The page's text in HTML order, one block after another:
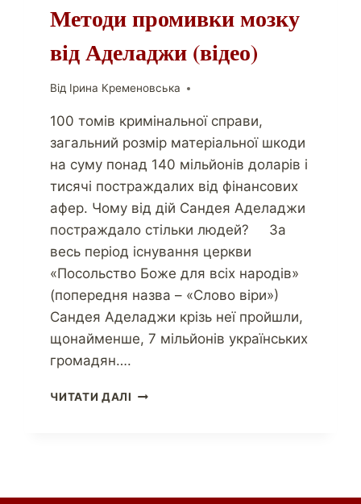
Методи промивки мозку
від Аделаджи (відео)
Від Ірина Кременовська
100 томів кримінальної справи,
загальний розмір матеріальної шкоди
на суму понад 140 мільйонів доларів і
тисячі постраждалих від фінансових
афер. Чому від дій Сандея Аделаджи
постраждало стільки людей? За
весь період існування церкви
«Посольство Боже для всіх народів»
(попередня назва – «Слово віри»)
Сандея Аделаджи крізь неї пройшли,
щонайменше, 7 мільйонів українських
громадян….
ЧИТАТИ ДАЛІ